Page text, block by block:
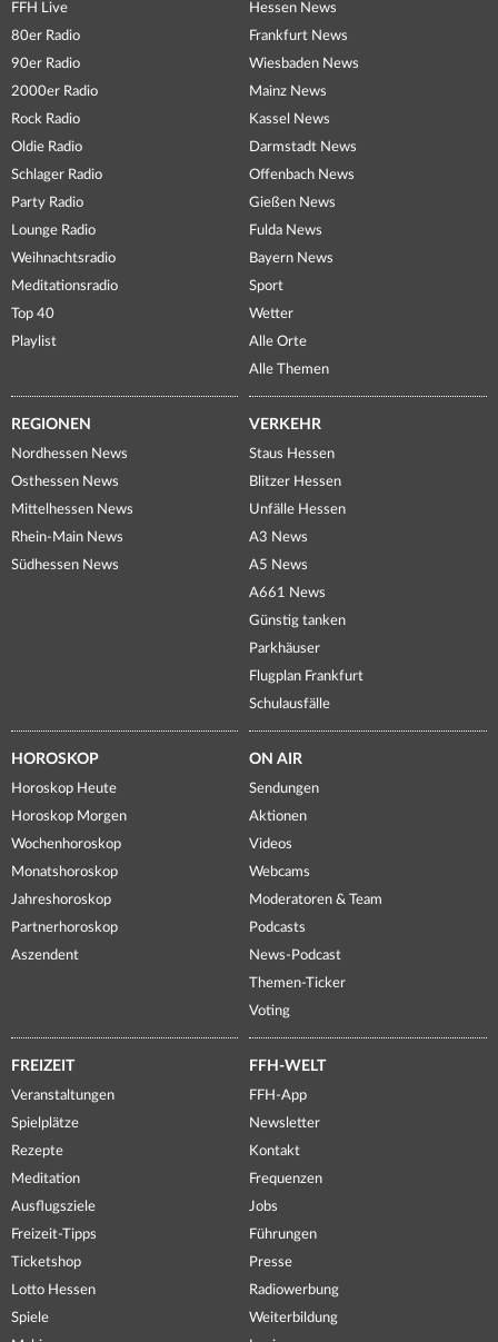
FFH Live
80er Radio
90er Radio
2000er Radio
Rock Radio
Oldie Radio
Schlager Radio
Party Radio
Lounge Radio
Weihnachtsradio
Meditationsradio
Top 40
Playlist
Hessen News
Frankfurt News
Wiesbaden News
Mainz News
Kassel News
Darmstadt News
Offenbach News
Gießen News
Fulda News
Bayern News
Sport
Wetter
Alle Orte
Alle Themen
REGIONEN
Nordhessen News
Osthessen News
Mittelhessen News
Rhein-Main News
Südhessen News
VERKEHR
Staus Hessen
Blitzer Hessen
Unfälle Hessen
A3 News
A5 News
A661 News
Günstig tanken
Parkhäuser
Flugplan Frankfurt
Schulausfälle
HOROSKOP
Horoskop Heute
Horoskop Morgen
Wochenhoroskop
Monatshoroskop
Jahreshoroskop
Partnerhoroskop
Aszendent
ON AIR
Sendungen
Aktionen
Videos
Webcams
Moderatoren & Team
Podcasts
News-Podcast
Themen-Ticker
Voting
FREIZEIT
Veranstaltungen
Spielplätze
Rezepte
Meditation
Ausflugsziele
Freizeit-Tipps
Ticketshop
Lotto Hessen
Spiele
FFH-WELT
FFH-App
Newsletter
Kontakt
Frequenzen
Jobs
Führungen
Presse
Radiowerbung
Weiterbildung